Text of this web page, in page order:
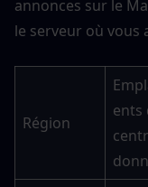
annonces sur le
le serveur où vous
Région
ents